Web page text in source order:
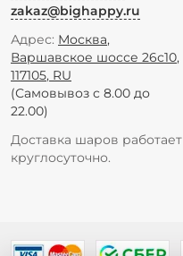
zakaz@bighappy.ru
Адрес: Москва,
Варшавское шоссе 26с10,
117105, RU
(Самовывоз с 8.00 до
22.00)
Доставка шаров работает
круглосуточно.